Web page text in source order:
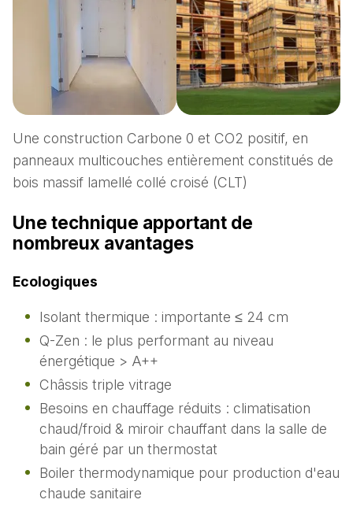
Une construction Carbone 0 et CO2 positif, en
panneaux multicouches entièrement constitués de
bois massif lamellé collé croisé (CLT)
Une technique apportant de
nombreux avantages
Ecologiques
Isolant thermique : importante ≤ 24 cm
Q-Zen : le plus performant au niveau
énergétique > A++
Châssis triple vitrage
Besoins en chauffage réduits : climatisation
chaud/froid & miroir chauffant dans la salle de
bain géré par un thermostat
Boiler thermodynamique pour production d'eau
chaude sanitaire